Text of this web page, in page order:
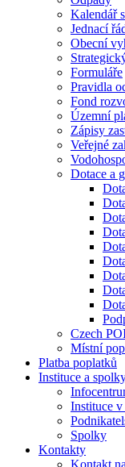
Kalendář
Jednací
Obecní
Formuláře
Pravidla
Fond
Územní
Zápisy
Veřejné
Dotace a
Czech
Místní
Platba poplatků
Instituce a
Instituce v
Spolky
Kontakty
Kontakt